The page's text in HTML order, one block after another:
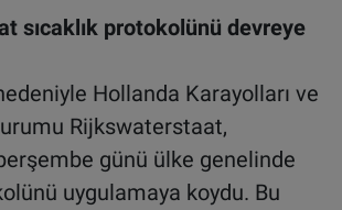
sıcaklık protokolünü devreye
Hollanda Karayolları ve
Rijkswaterstaat,
günü ülke genelinde
uygulamaya koydu. Bu